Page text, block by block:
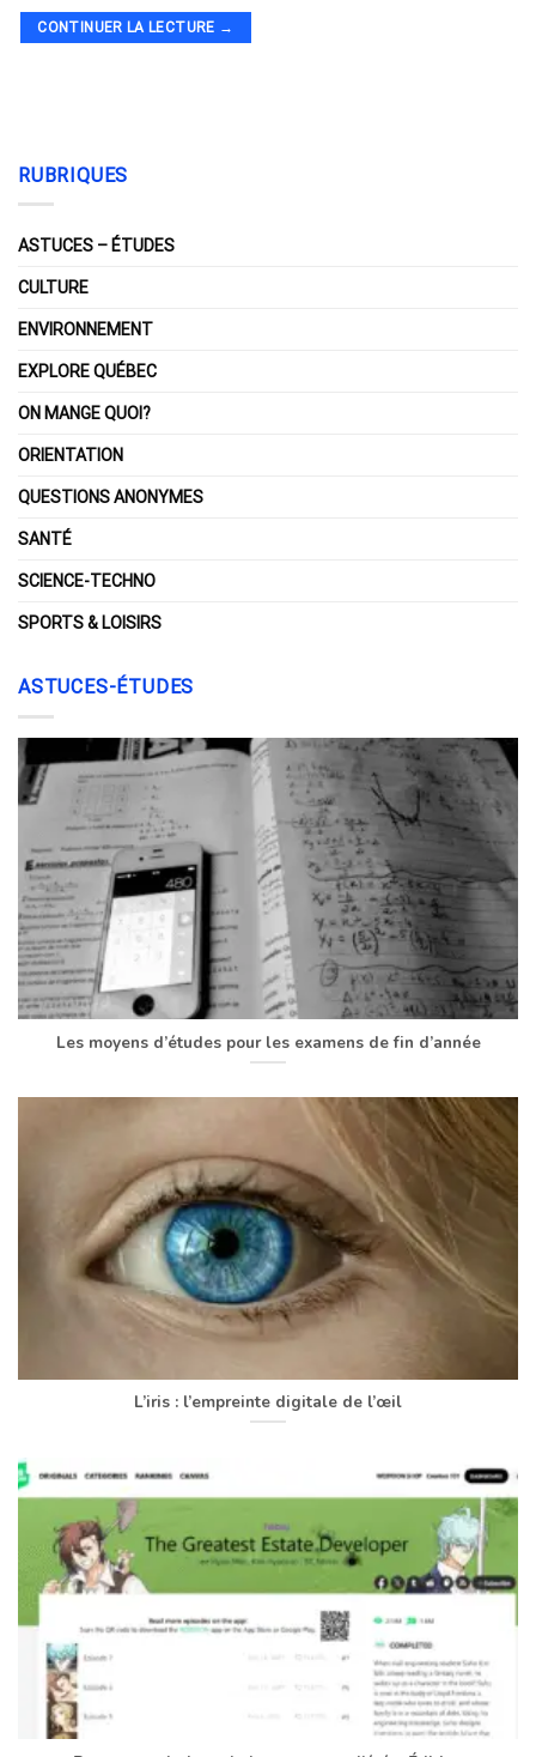
CONTINUER LA LECTURE →
RUBRIQUES
ASTUCES – ÉTUDES
CULTURE
ENVIRONNEMENT
EXPLORE QUÉBEC
ON MANGE QUOI?
ORIENTATION
QUESTIONS ANONYMES
SANTÉ
SCIENCE-TECHNO
SPORTS & LOISIRS
ASTUCES-ÉTUDES
Les moyens d’études pour les examens de fin d’année
L’iris : l’empreinte digitale de l’œil